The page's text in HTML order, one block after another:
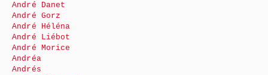
André Danet
André Gorz
André Héléna
André Liébot
André Morice
Andréa
Andrés